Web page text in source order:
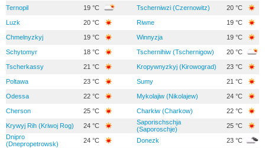
Ternopil 19 °C Tscherniwzi (Czernowitz) 20 °C
Luzk 20 °C Riwne 19 °C
Chmelnyzkyj 19 °C Winnyzja 19 °C
Schytomyr 18 °C Tschernihiw (Tschernigow) 20 °C
Tscherkassy 21 °C Kropywnyzkyj (Kirowograd) 23 °C
Poltawa 23 °C Sumy 21 °C
Odessa 22 °C Mykolajiw (Nikolajew) 24 °C
Cherson 25 °C Charkiw (Charkow) 22 °C
Krywyj Rih (Kriwoj Rog) 24 °C
Saporischschja
(Saporoschje)
25 °C
Dnipro
(Dnepropetrowsk)
24 °C Donezk 23 °C